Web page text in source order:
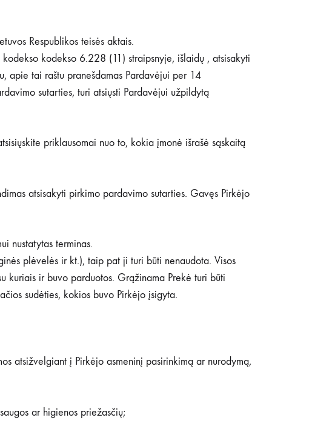
Respublikos teisės aktais.
kodekso 6.228 (11) straipsnyje, išlaidų , atsisakyti
apie tai raštu pranešdamas Pardavėjui per 14
sutarties, turi atsiųsti Pardavėjui užpildytą
priklausomai nuo to, kokia įmonė išrašė sąskaitą
atsisakyti pirkimo pardavimo sutarties. Gavęs Pirkėjo
nustatytas terminas.
plėvelės ir kt.), taip pat ji turi būti nenaudota. Visos
kuriais ir buvo parduotos. Grąžinama Prekė turi būti
sudėties, kokios buvo Pirkėjo įsigyta.
atsižvelgiant į Pirkėjo asmeninį pasirinkimą ar nurodymą,
ar higienos priežasčių;